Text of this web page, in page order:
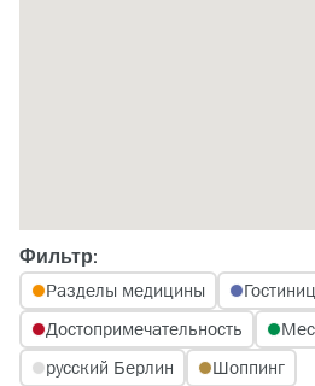
Фильтр:
Разделы медицины
Достопримечательность
русский Берлин
Шоппинг